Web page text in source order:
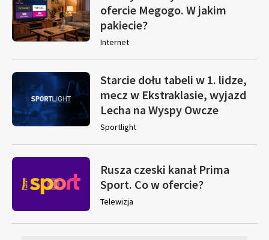
ofercie Megogo. W jakim
pakiecie?
Internet
Starcie dołu tabeli w 1. lidze,
mecz w Ekstraklasie, wyjazd
Lecha na Wyspy Owcze
Sportlight
Rusza czeski kanał Prima
Sport. Co w ofercie?
Telewizja